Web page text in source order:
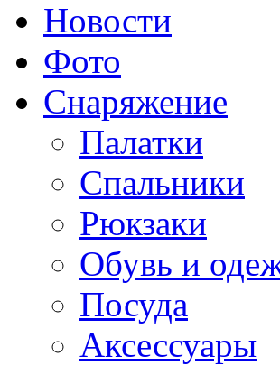
Новости
Фото
Снаряжение
Палатки
Спальники
Рюкзаки
Обувь и
Посуда
Аксессуары